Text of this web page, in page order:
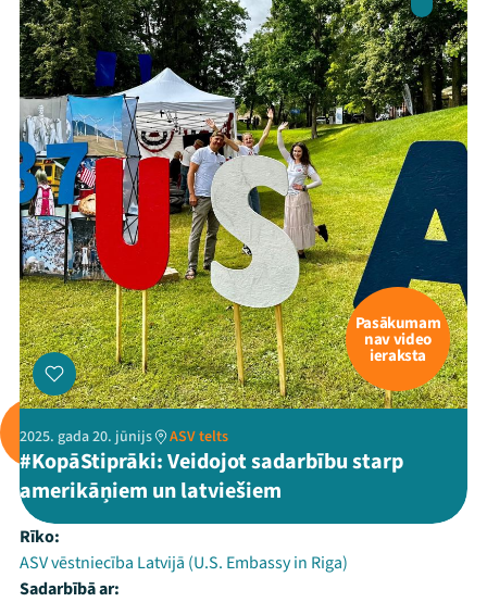
Pasākumam
nav video
ieraksta
2025. gada 20. jūnijs ASV telts
#KopāStiprāki: Veidojot sadarbību starp
amerikāņiem un latviešiem
Rīko:
ASV vēstniecība Latvijā (U.S. Embassy in Riga)
Sadarbībā ar: